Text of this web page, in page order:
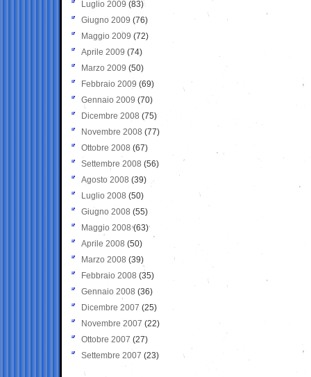
Luglio 2009 (83)
Giugno 2009 (76)
Maggio 2009 (72)
Aprile 2009 (74)
Marzo 2009 (50)
Febbraio 2009 (69)
Gennaio 2009 (70)
Dicembre 2008 (75)
Novembre 2008 (77)
Ottobre 2008 (67)
Settembre 2008 (56)
Agosto 2008 (39)
Luglio 2008 (50)
Giugno 2008 (55)
Maggio 2008(63)
Aprile 2008 (50)
Marzo 2008 (39)
Febbraio 2008 (35)
Gennaio 2008 (36)
Dicembre 2007 (25)
Novembre 2007 (22)
Ottobre 2007 (27)
Settembre 2007 (23)